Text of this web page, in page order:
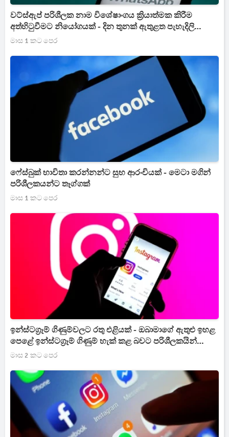
වට්ස්ඇප් පරිශීලක නාම විශේෂාංගය ක්‍රියාත්මක කිරීම
අත්හිටුවීමට නියෝගයක් - දින තුනක් ඇතුළත පැහැදිලි
කරන්නැයි මෙටා වෙතින් ඉල්ලයි
මාස 1 කට පෙර
ෆේස්බුක් භාවිතා කරන්නන්ට සුභ ආරංචියක් - මෙටා මගින්
පරිශීලකයන්ට තෑග්ගක්
මාස 1 කට පෙර
ඉන්ස්ටග්‍රෑම් ගිණුම්වලට රතු එළියක් - ඔබාමාගේ ඇතුළු ඉහළ
පෙළේ ඉන්ස්ටග්‍රෑම් ගිණුම් හැක් කළ බවට පරිශීලකයින්
කැළඹෙයි
මාස 2 කට පෙර